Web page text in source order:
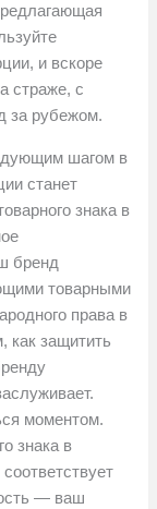
и вскоре
страже, с
за рубежом.
шагом в
станет
знака в
бренд
товарными
права в
как защитить
моментом.
знака в
— ваш